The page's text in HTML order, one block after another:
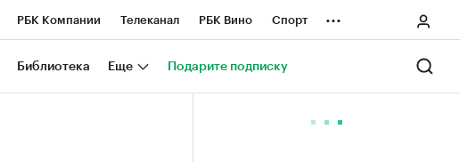
РБК Компании Телеканал РБК Вино Спорт
Национальные проекты Город
...
Библиотека Еще Подарите подписку